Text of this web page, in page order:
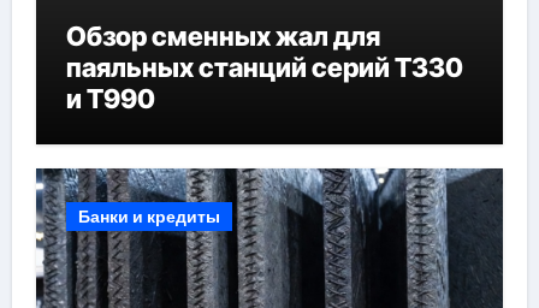
Обзор сменных жал для
паяльных станций серий T330
и T990
Банки и кредиты